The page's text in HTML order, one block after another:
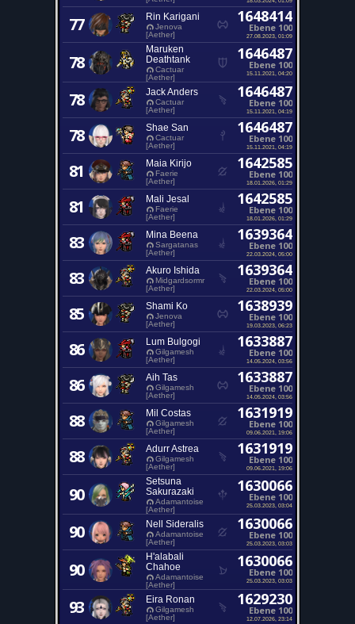
77 Rin Karigani
Jenova
[Aether]
1648414
Ebene 100
27.08.2023, 01:09
78
Maruken
Deathtank
Cactuar
[Aether]
1646487
Ebene 100
15.11.2021, 04:20
78 Jack Anders
Cactuar
[Aether]
1646487
Ebene 100
15.11.2021, 04:19
78 Shae San
Cactuar
[Aether]
1646487
Ebene 100
15.11.2021, 04:19
81 Maia Kirijo
Faerie
[Aether]
1642585
Ebene 100
18.01.2026, 01:29
81 Mali Jesal
Faerie
[Aether]
1642585
Ebene 100
18.01.2026, 01:29
83 Mina Beena
Sargatanas
[Aether]
1639364
Ebene 100
22.03.2024, 05:00
83 Akuro Ishida
Midgardsormr
[Aether]
1639364
Ebene 100
22.03.2024, 05:00
85 Shami Ko
Jenova
[Aether]
1638939
Ebene 100
19.03.2023, 06:23
86 Lum Bulgogi
Gilgamesh
[Aether]
1633887
Ebene 100
14.05.2024, 03:56
86 Aih Tas
Gilgamesh
[Aether]
1633887
Ebene 100
14.05.2024, 03:56
88 Mil Costas
Gilgamesh
[Aether]
1631919
Ebene 100
09.06.2021, 19:06
88 Adurr Astrea
Gilgamesh
[Aether]
1631919
Ebene 100
09.06.2021, 19:06
90
Setsuna
Sakurazaki
Adamantoise
[Aether]
1630066
Ebene 100
25.03.2023, 03:04
90 Nell Sideralis
Adamantoise
[Aether]
1630066
Ebene 100
25.03.2023, 03:03
90
H'alabali
Chahoe
Adamantoise
[Aether]
1630066
Ebene 100
25.03.2023, 03:03
93 Eira Ronan
Gilgamesh
[Aether]
1629230
Ebene 100
12.07.2026, 23:14